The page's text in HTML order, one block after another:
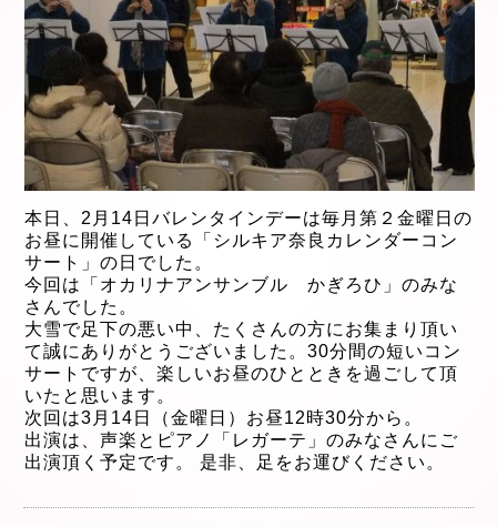
本日、2月14 日バレンタインデーは毎月第２金曜日の
お昼に開催している「シルキア奈良カレンダーコン
サート」の日でした。
今回は「オカリナアンサンブル かぎろひ」のみな
さんでした。
大雪で足下の悪い中、たくさんの方にお集まり頂い
て誠にありがとうございました。30分間の短いコン
サートですが、楽しいお昼のひとときを過ごして頂
いたと思います。
次回は3月14日（金曜日）お昼12時30分から。
出演は、声楽とピアノ「レガーテ」のみなさんにご
出演頂く予定です。 是非、足をお運びください。